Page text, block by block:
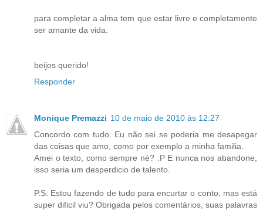
para completar a alma tem que estar livre e completamente
ser amante da vida.
beijos querido!
Responder
Monique Premazzi 10 de maio de 2010 às 12:27
Concordo com tudo. Eu não sei se poderia me desapegar
das coisas que amo, como por exemplo a minha familia.
Amei o texto, como sempre né? :P E nunca nos abandone,
isso seria um desperdicio de talento.
P.S: Estou fazendo de tudo para encurtar o conto, mas está
super dificil viu? Obrigada pelos comentários, suas palavras